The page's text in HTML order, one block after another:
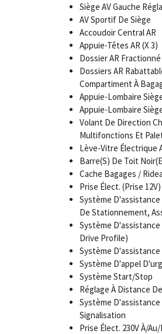
Siège AV Gauche
AV Sportif De Siège
Accoudoir Central AR
Appuie-Têtes AR (X 3)
Dossier AR
Dossiers AR
Compartiment À
Appuie-Lombaire
Appuie-Lombaire
Volant De Direction
Multifonctions Et
Lève-Vitre Électrique
Barre(S) De Toit
Cache Bagages /
Prise Élect. (Prise 12V)
Système
De Stationnement,
Système
Drive Profile)
Système
Système D'appel
Système Start/Stop
Réglage À Distance
Système
Signalisation
Prise Élect. 230V À/